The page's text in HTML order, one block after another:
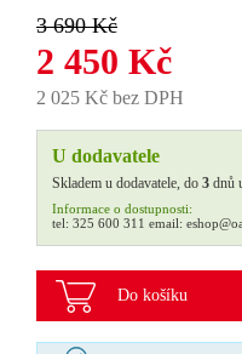
3 690 Kč
2 450 Kč
2 025 Kč bez DPH
U dodavatele
Skladem u dodavatele, do 3 dnů
Informace o dostupnosti:
tel: 325 600 311 email:
Do košíku